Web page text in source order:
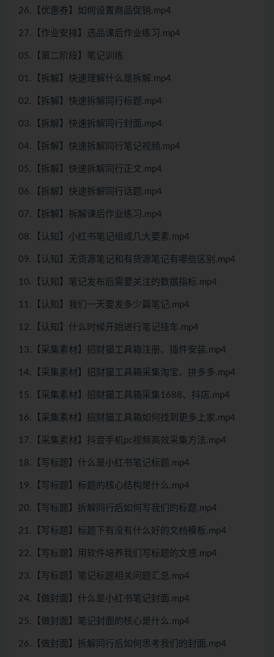
26.【优惠券】如何设置商品促销.mp4
27.【作业安排】选品课后作业练习.mp4
05.【第二阶段】笔记训练
01.【拆解】快速理解什么是拆解.mp4
02.【拆解】快速拆解同行标题.mp4
03.【拆解】快速拆解同行封面.mp4
04.【拆解】快速拆解同行笔记视频.mp4
05.【拆解】快速拆解同行正文.mp4
06.【拆解】快速拆解同行话题.mp4
07.【拆解】拆解课后作业练习.mp4
08.【认知】小红书笔记组成几大要素.mp4
09.【认知】无货源笔记和有货源笔记有哪些区别.mp4
10.【认知】笔记发布后需要关注的数据指标.mp4
11.【认知】我们一天要发多少篇笔记.mp4
12.【认知】什么时候开始进行笔记挂车.mp4
13.【采集素材】招财猫工具箱注册、插件安装.mp4
14.【采集素材】招财猫工具箱采集淘宝、拼多多.mp4
15.【采集素材】招财猫工具箱采集1688、抖店.mp4
16.【采集素材】招财猫工具箱如何找到更多上家.mp4
17.【采集素材】抖音手机pc视频高效采集方法.mp4
18.【写标题】什么是小红书笔记标题.mp4
19.【写标题】标题的核心结构是什么.mp4
20.【写标题】拆解同行后如何写我们的标题.mp4
21.【写标题】标题下有没有什么好的文档模板.mp4
22.【写标题】用软件培养我们写标题的文感.mp4
23.【写标题】笔记标题相关问题汇总.mp4
24.【做封面】什么是小红书笔记封面.mp4
25.【做封面】笔记封面的核心是什么.mp4
26.【做封面】拆解同行后如何思考我们的封面.mp4